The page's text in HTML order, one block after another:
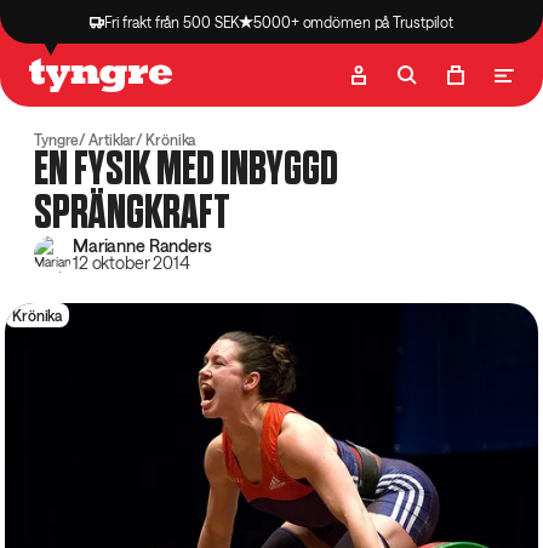
Fri frakt från 500 SEK 5000+ omdömen på Trustpilot
Butik Recept
Tyngre Artiklar Krönika
EN FYSIK MED INBYGGD
SPRÄNGKRAFT
Marianne Randers
12 oktober 2014
Krönika